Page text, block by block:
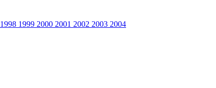
1998 1999 2000 2001 2002 2003 2004